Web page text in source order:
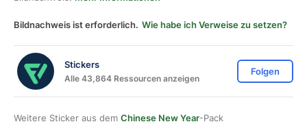
Bildnachweis ist erforderlich. Wie habe ich Verweise zu setzen?
Stickers
Alle 43,864 Ressourcen anzeigen
Folgen
Weitere Sticker aus dem Chinese New Year-Pack